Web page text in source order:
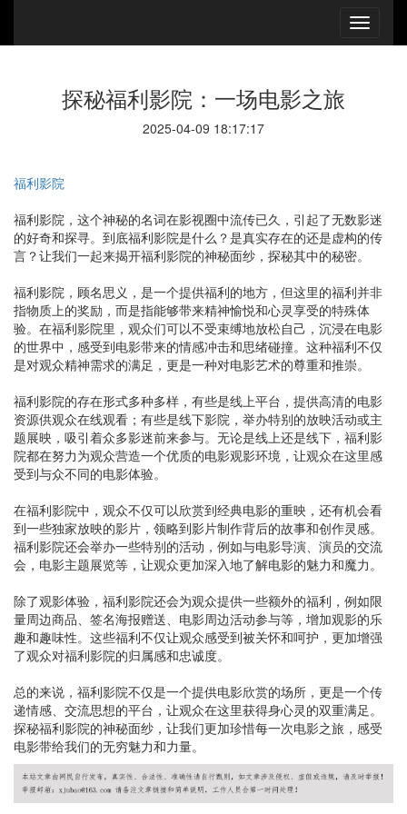
探秘福利影院：一场电影之旅
2025-04-09 18:17:17
福利影院
福利影院，这个神秘的名词在影视圈中流传已久，引起了无数影迷
的好奇和探寻。到底福利影院是什么？是真实存在的还是虚构的传
言？让我们一起来揭开福利影院的神秘面纱，探秘其中的秘密。
福利影院，顾名思义，是一个提供福利的地方，但这里的福利并非
指物质上的奖励，而是指能够带来精神愉悦和心灵享受的特殊体
验。在福利影院里，观众们可以不受束缚地放松自己，沉浸在电影
的世界中，感受到电影带来的情感冲击和思绪碰撞。这种福利不仅
是对观众精神需求的满足，更是一种对电影艺术的尊重和推崇。
福利影院的存在形式多种多样，有些是线上平台，提供高清的电影
资源供观众在线观看；有些是线下影院，举办特别的放映活动或主
题展映，吸引着众多影迷前来参与。无论是线上还是线下，福利影
院都在努力为观众营造一个优质的电影观影环境，让观众在这里感
受到与众不同的电影体验。
在福利影院中，观众不仅可以欣赏到经典电影的重映，还有机会看
到一些独家放映的影片，领略到影片制作背后的故事和创作灵感。
福利影院还会举办一些特别的活动，例如与电影导演、演员的交流
会，电影主题展览等，让观众更加深入地了解电影的魅力和魔力。
除了观影体验，福利影院还会为观众提供一些额外的福利，例如限
量周边商品、签名海报赠送、电影周边活动参与等，增加观影的乐
趣和趣味性。这些福利不仅让观众感受到被关怀和呵护，更加增强
了观众对福利影院的归属感和忠诚度。
总的来说，福利影院不仅是一个提供电影欣赏的场所，更是一个传
递情感、交流思想的平台，让观众在这里获得身心灵的双重满足。
探秘福利影院的神秘面纱，让我们更加珍惜每一次电影之旅，感受
电影带给我们的无穷魅力和力量。